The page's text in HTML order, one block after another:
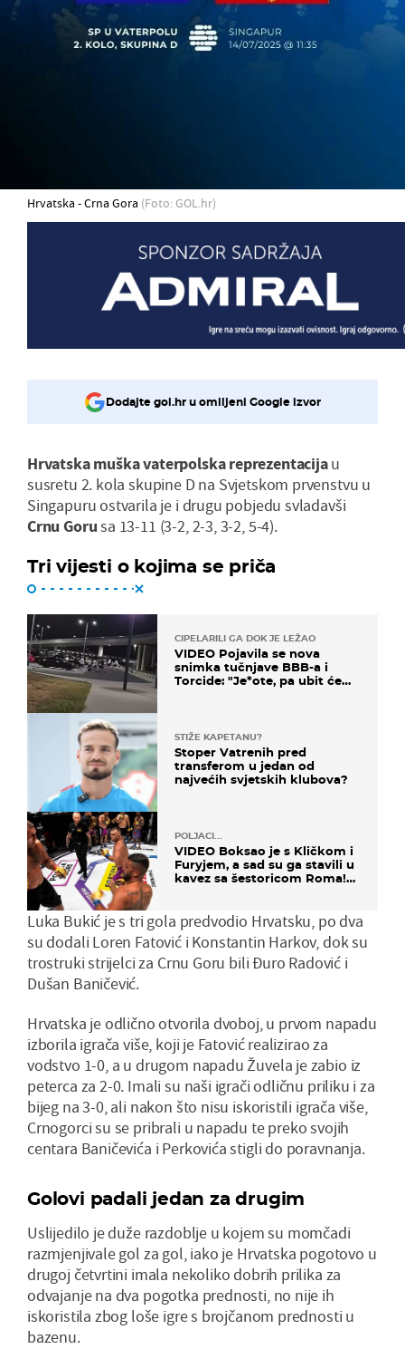
Hrvatska - Crna Gora (Foto: GOL.hr)
Dodajte gol.hr u omiljeni Google izvor
Hrvatska muška vaterpolska reprezentacijau
susretu 2. kola skupine D na Svjetskom prvenstvu u
Singapuru ostvarila je i drugu pobjedu svladavši
Crnu Gorusa 13-11 (3-2, 2-3, 3-2, 5-4).
Tri vijesti o kojima se priča
CIPELARILI GA DOK JE LEŽAO
VIDEO Pojavila se nova
snimka tučnjave BBB-a i
Torcide: "Je*ote, pa ubit će
STIŽE KAPETANU?
Stoper Vatrenih pred
transferom u jedan od
najvećih svjetskih klubova?
POLJACI...
VIDEO Boksao je s Kličkom i
Furyjem, a sad su ga stavili u
kavez sa šestoricom Roma!
Luka Bukić je s tri gola predvodio Hrvatsku, po dva
su dodali Loren Fatović i Konstantin Harkov, dok su
trostruki strijelci za Crnu Goru bili Đuro Radović i
Dušan Baničević.
Hrvatska je odlično otvorila dvoboj, u prvom napadu
izborila igrača više, koji je Fatović realizirao za
vodstvo 1-0, a u drugom napadu Žuvela je zabio iz
peterca za 2-0. Imali su naši igrači odličnu priliku i za
bijeg na 3-0, ali nakon što nisu iskoristili igrača više,
Crnogorci su se pribrali u napadu te preko svojih
centara Baničevića i Perkovića stigli do poravnanja.
Golovi padali jedan za drugim
Uslijedilo je duže razdoblje u kojem su momčadi
razmjenjivale gol za gol, iako je Hrvatska pogotovo u
drugoj četvrtini imala nekoliko dobrih prilika za
odvajanje na dva pogotka prednosti, no nije ih
iskoristila zbog loše igre s brojčanom prednosti u
bazenu.